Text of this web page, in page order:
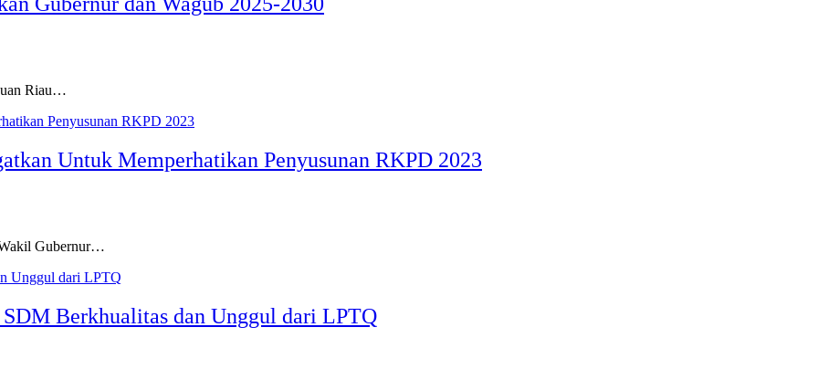
Riau…
Untuk Memperhatikan Penyusunan RKPD 2023
Wakil Gubernur…
Berkhualitas dan Unggul dari LPTQ